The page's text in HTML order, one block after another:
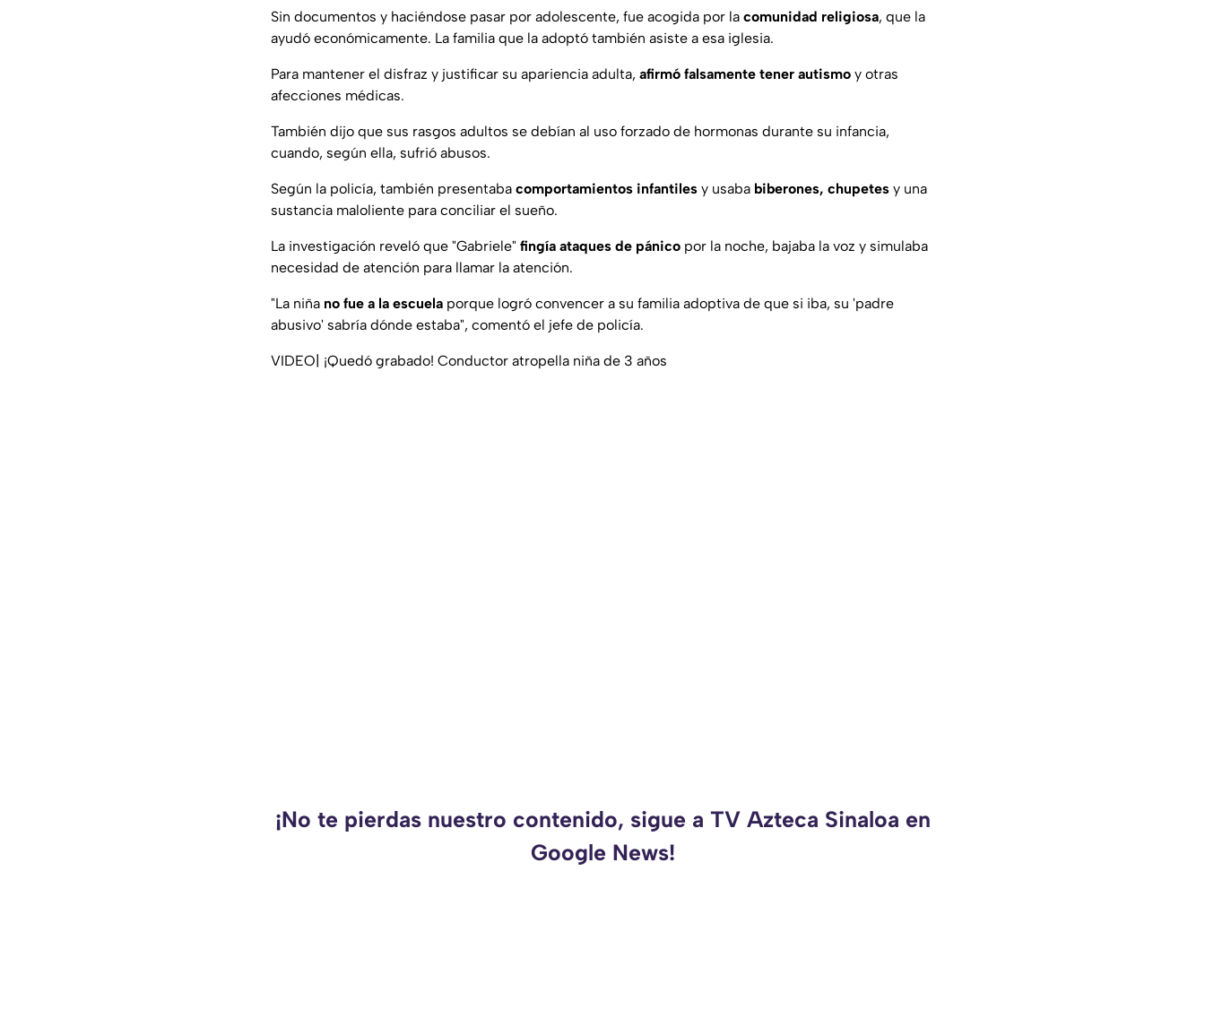
Sin documentos y haciéndose pasar por adolescente, fue acogida por la comunidad religiosa, que la
ayudó económicamente. La familia que la adoptó también asiste a esa iglesia.
Para mantener el disfraz y justificar su apariencia adulta, afirmó falsamente tener autismo y otras
afecciones médicas.
También dijo que sus rasgos adultos se debían al uso forzado de hormonas durante su infancia,
cuando, según ella, sufrió abusos.
Según la policía, también presentaba comportamientos infantiles y usaba biberones, chupetes y una
sustancia maloliente para conciliar el sueño.
La investigación reveló que "Gabriele" fingía ataques de pánico por la noche, bajaba la voz y simulaba
necesidad de atención para llamar la atención.
"La niña no fue a la escuela porque logró convencer a su familia adoptiva de que si iba, su 'padre
abusivo' sabría dónde estaba", comentó el jefe de policía.
VIDEO| ¡Quedó grabado! Conductor atropella niña de 3 años
¡No te pierdas nuestro contenido, sigue a TV Azteca Sinaloa en
Google News!